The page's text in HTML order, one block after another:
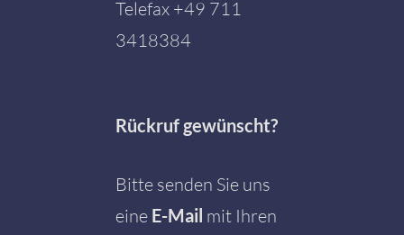
Telefax +49 711
3418384
Rückruf gewünscht?
Bitte senden Sie uns
eine E-Mail mit Ihren